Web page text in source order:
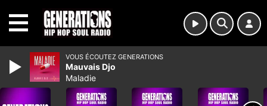
VOUS ÉCOUTEZ GENERATIONS
Mauvais Djo
Maladie